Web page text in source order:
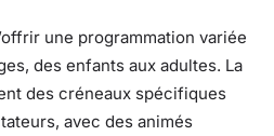
une programmation variée
des enfants aux adultes. La
des créneaux spécifiques
avec des animés